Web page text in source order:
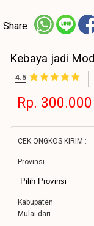
Share :
Kebaya jadi
4.5
Rp. 300.000
CEK ONGKOS KIRIM :
Provinsi
Kabupaten
Mulai dari